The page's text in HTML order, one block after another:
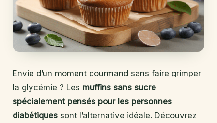
Envie d’un moment gourmand sans faire grimper
la glycémie ? Les muffins sans sucre
spécialement pensés pour les personnes
diabétiques sont l’alternative idéale. Découvrez